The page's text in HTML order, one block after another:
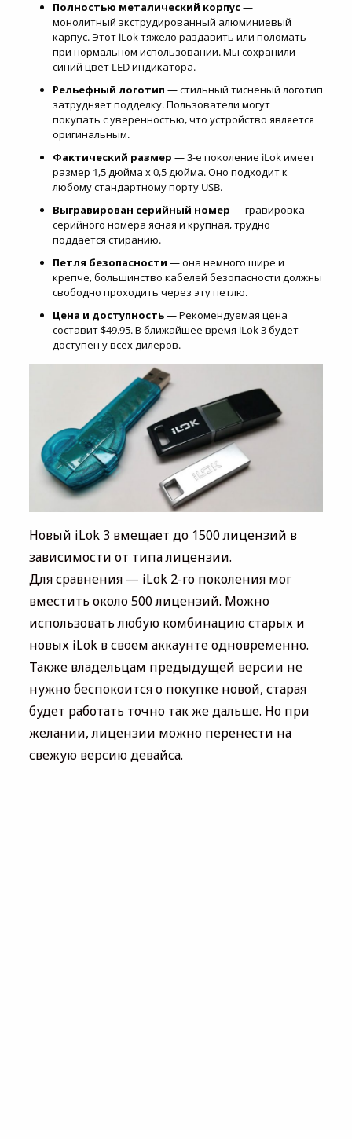
Полностью металический корпус—
монолитный экструдированный алюминиевый
карпус. Этот iLok тяжело раздавить или поломать
при нормальном использовании. Мы сохранили
синий цвет LED индикатора.
Рельефный логотип — стильный тисненый логотип
затрудняет подделку. Пользователи могут
покупать с уверенностью, что устройство является
оригинальным.
Фактический размер — 3-е поколение iLok имеет
размер 1,5 дюйма х 0,5 дюйма. Оно подходит к
любому стандартному порту USB.
Выгравирован серийный номер — гравировка
серийного номера ясная и крупная, трудно
поддается стиранию.
Петля безопасности — она немного шире и
крепче, большинство кабелей безопасности должны
свободно проходить через эту петлю.
Цена и доступность— Рекомендуемая цена
составит $49.95. В ближайшее время iLok 3 будет
доступен у всех дилеров.
Новый iLok 3 вмещает до 1500 лицензий в
зависимости от типа лицензии.
Для сравнения — iLok 2-го поколения мог
вместить около 500 лицензий. Можно
использовать любую комбинацию старых и
новых iLok в своем аккаунте одновременно.
Также владельцам предыдущей версии не
нужно беспокоится о покупке новой, старая
будет работать точно так же дальше. Но при
желании, лицензии можно перенести на
свежую версию девайса.